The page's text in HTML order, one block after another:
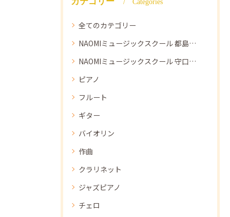
Categories
全てのカテゴリー
NAOMIミュージックスクール 都島教室
NAOMIミュージックスクール 守口教室
ピアノ
フルート
ギター
バイオリン
作曲
クラリネット
ジャズピアノ
チェロ